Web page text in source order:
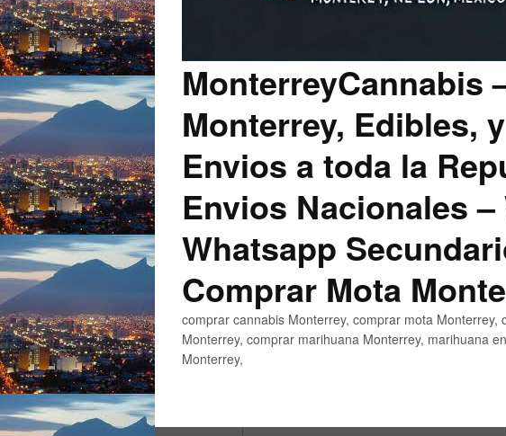
MonterreyCannabis
Monterrey, Edibles,
Envios a toda la
Envios Nacionales –
Whatsapp
Comprar Mota
comprar cannabis Monterrey, comprar mota
Monterrey, comprar marihuana Monterrey, marihuana
Monterrey,